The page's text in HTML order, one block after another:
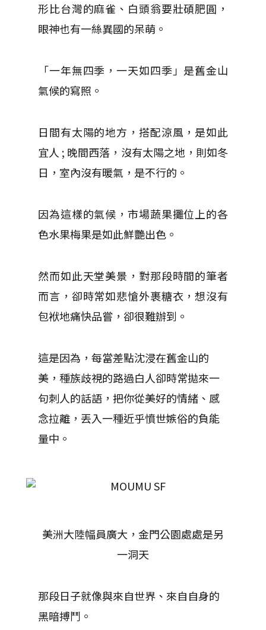
形比台灣的麻雀、白頭翁要壯碩肥圓，
眼神也有一絲異國的呆萌。
「一年無四季，一天如四季」是舊金山
氣候的寫照。
日間有太陽的地方，搭配涼風，是如此
宜人 ; 晚間西落，沒有太陽之地，則如冬
日，室內沒有暖氣，是不行的。
因為這樣的氣候，市場蔬果攤位上的各
色水果梅果是如此鮮艷出色。
然而如此天堂美景，對那段時間的筆者
而言，卻時常如悲愴外裹糖衣，想沒有
包袱地痛快品嘗，卻很難辦到。
這是因為，每當差點沈浸在舊金山的
美，種族歧視的路過白人卻時常拋來一
句刺人的話語，把你從美好的情緒、感
念拉離，丟入一種近乎憤世嫉俗的負能
量中。
美洲大陸幅員廣大，金門公園處處是另
一洞天
那段日子就像與來自世界、來自自身的
黑暗搏鬥。